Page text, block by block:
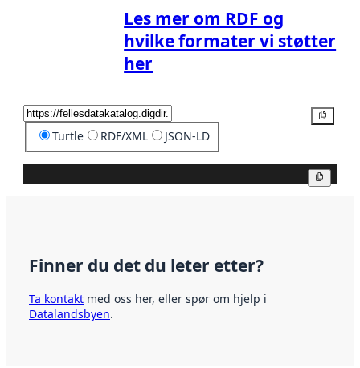
Les mer om RDF og
hvilke formater vi støtter
her
Turtle RDF/XML JSON-LD
Finner du det du leter etter?
Ta kontakt med oss her, eller spør om hjelp i
Datalandsbyen.